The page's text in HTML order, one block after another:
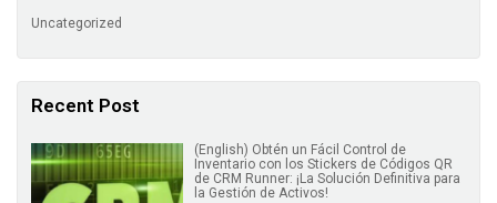
Uncategorized
Recent Post
(English) Obtén un Fácil Control de
Inventario con los Stickers de Códigos QR
de CRM Runner: ¡La Solución Definitiva para
la Gestión de Activos!